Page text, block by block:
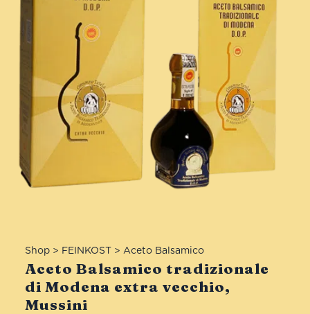
Shop> FEINKOST> Aceto Balsamico
Aceto Balsamico tradizionale
di Modena extra vecchio,
Mussini